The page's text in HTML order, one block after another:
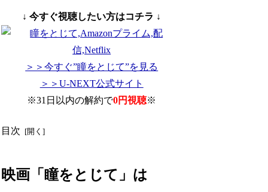
↓ 今すぐ視聴したい方はコチラ ↓
＞＞今すぐ”瞳をとじて”を見る
＞＞U-NEXT公式サイト
※31日以内の解約で0円視聴※
目次
映画「瞳をとじて」は